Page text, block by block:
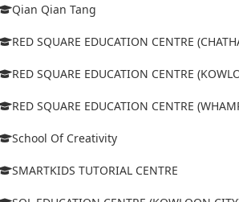
Qian Qian Tang
RED SQUARE EDUCATION CENTRE
RED SQUARE EDUCATION CENTRE
RED SQUARE EDUCATION CENTRE
School Of Creativity
SMARTKIDS TUTORIAL CENTRE